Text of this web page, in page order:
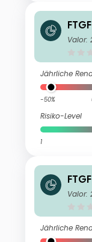
d
Valor:
Jährliche
-50%
Risiko-Level
1
d
Valor:
Jährliche